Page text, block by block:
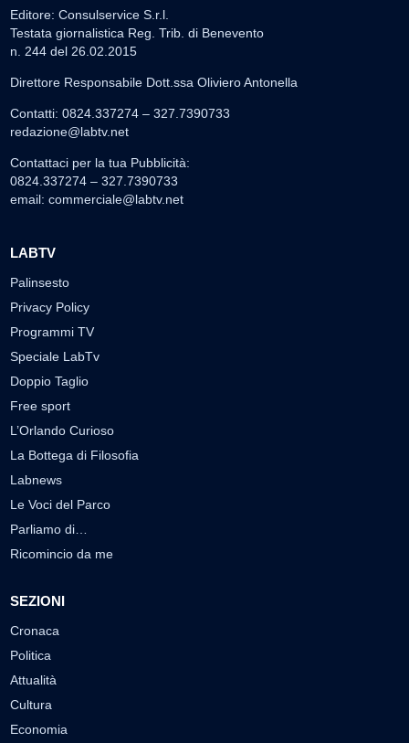
Editore: Consulservice S.r.l.
Testata giornalistica Reg. Trib. di Benevento
n. 244 del 26.02.2015
Direttore Responsabile Dott.ssa Oliviero Antonella
Contatti: 0824.337274 – 327.7390733
redazione@labtv.net
Contattaci per la tua Pubblicità:
0824.337274 – 327.7390733
email: commerciale@labtv.net
LABTV
Palinsesto
Privacy Policy
Programmi TV
Speciale LabTv
Doppio Taglio
Free sport
L’Orlando Curioso
La Bottega di Filosofia
Labnews
Le Voci del Parco
Parliamo di…
Ricomincio da me
SEZIONI
Cronaca
Politica
Attualità
Cultura
Economia